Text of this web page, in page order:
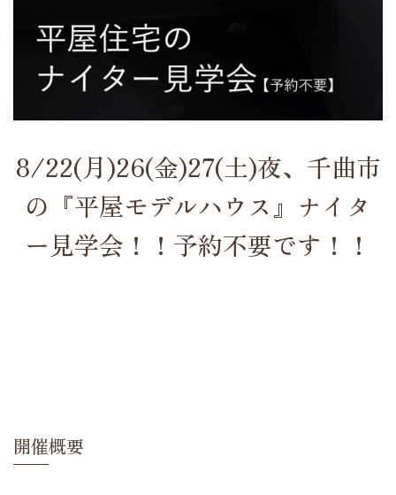
8/22(月)26(金)27(土)夜、千曲市
の『平屋モデルハウス』ナイタ
ー見学会！！予約不要です！！
開催概要